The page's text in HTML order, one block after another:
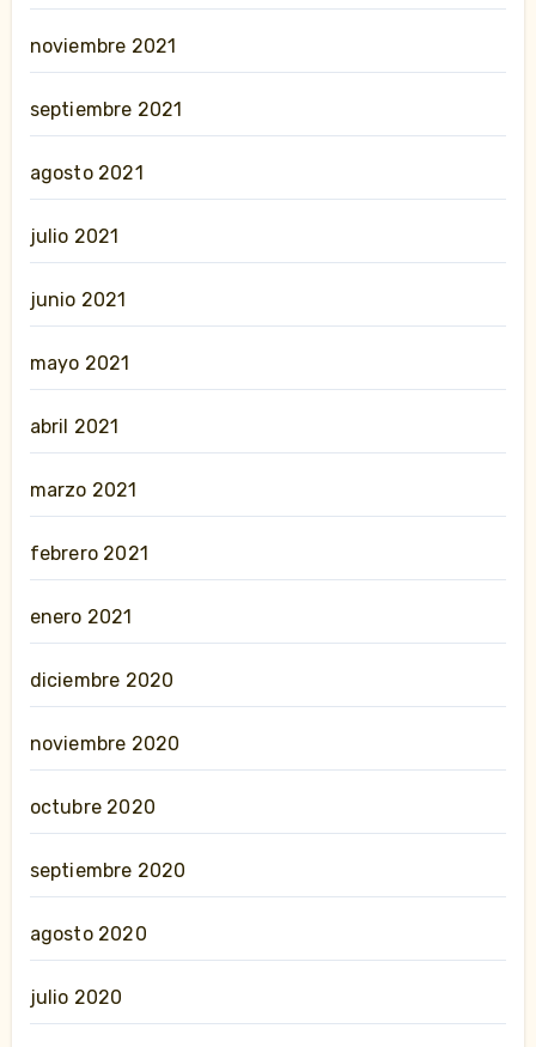
noviembre 2021
septiembre 2021
agosto 2021
julio 2021
junio 2021
mayo 2021
abril 2021
marzo 2021
febrero 2021
enero 2021
diciembre 2020
noviembre 2020
octubre 2020
septiembre 2020
agosto 2020
julio 2020